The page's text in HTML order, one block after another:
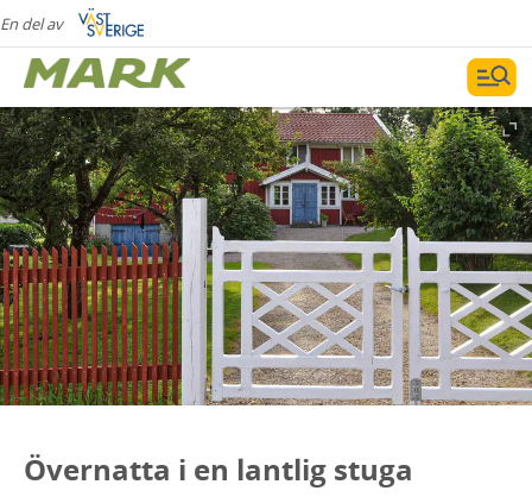
En del av
Övernatta i en lantlig stuga